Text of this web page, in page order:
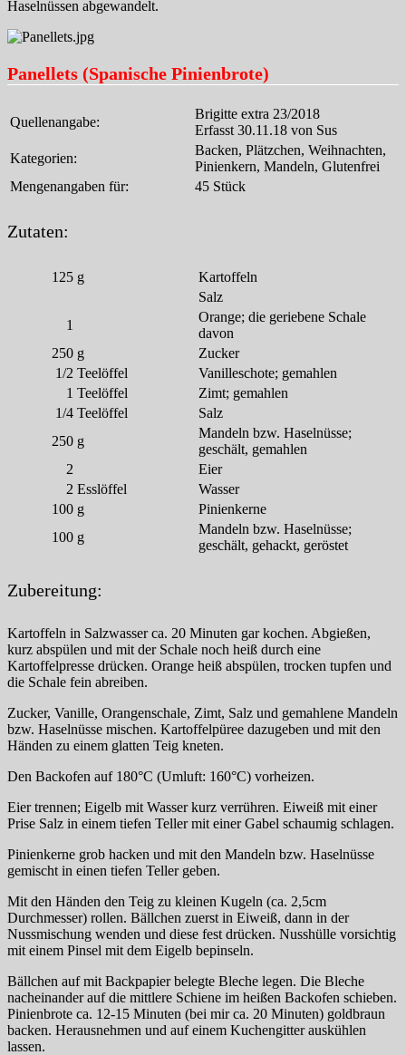
Haselnüssen abgewandelt.
Panellets (Spanische Pinienbrote)
Quellenangabe:
Brigitte extra 23/2018
Erfasst 30.11.18 von Sus
Kategorien:
Backen, Plätzchen, Weihnachten,
Pinienkern, Mandeln, Glutenfrei
Mengenangaben für:
45 Stück
Zutaten:
125 g
Kartoffeln
Salz
1
Orange; die geriebene Schale
davon
250 g
Zucker
1/2 Teelöffel
Vanilleschote; gemahlen
1 Teelöffel
Zimt; gemahlen
1/4 Teelöffel
Salz
250 g
Mandeln bzw. Haselnüsse;
geschält, gemahlen
2
Eier
2 Esslöffel
Wasser
100 g
Pinienkerne
100 g
Mandeln bzw. Haselnüsse;
geschält, gehackt, geröstet
Zubereitung:
Kartoffeln in Salzwasser ca. 20 Minuten gar kochen. Abgießen,
kurz abspülen und mit der Schale noch heiß durch eine
Kartoffelpresse drücken. Orange heiß abspülen, trocken tupfen und
die Schale fein abreiben.
Zucker, Vanille, Orangenschale, Zimt, Salz und gemahlene Mandeln
bzw. Haselnüsse mischen. Kartoffelpüree dazugeben und mit den
Händen zu einem glatten Teig kneten.
Den Backofen auf 180°C (Umluft: 160°C) vorheizen.
Eier trennen; Eigelb mit Wasser kurz verrühren. Eiweiß mit einer
Prise Salz in einem tiefen Teller mit einer Gabel schaumig schlagen.
Pinienkerne grob hacken und mit den Mandeln bzw. Haselnüsse
gemischt in einen tiefen Teller geben.
Mit den Händen den Teig zu kleinen Kugeln (ca. 2,5cm
Durchmesser) rollen. Bällchen zuerst in Eiweiß, dann in der
Nussmischung wenden und diese fest drücken. Nusshülle vorsichtig
mit einem Pinsel mit dem Eigelb bepinseln.
Bällchen auf mit Backpapier belegte Bleche legen. Die Bleche
nacheinander auf die mittlere Schiene im heißen Backofen schieben.
Pinienbrote ca. 12-15 Minuten (bei mir ca. 20 Minuten) goldbraun
backen. Herausnehmen und auf einem Kuchengitter auskühlen
lassen.